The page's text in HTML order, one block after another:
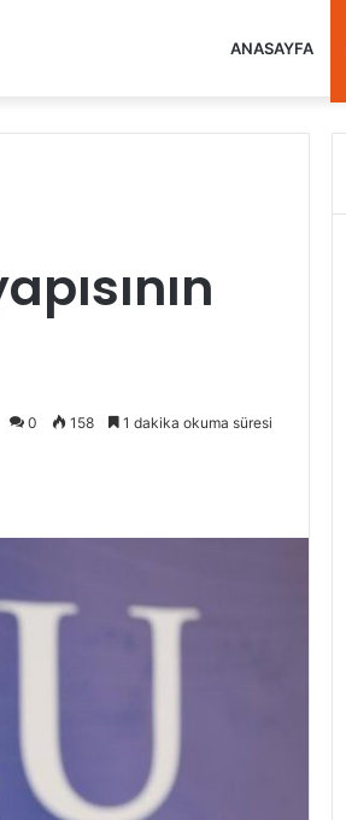
ANASAYFA
0 158 1 dakika okuma süresi